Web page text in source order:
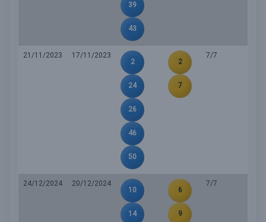
39
43
21/11/2023
17/11/2023
2
24
26
46
50
2
7
7/7
24/12/2024
20/12/2024
10
14
6
9
7/7